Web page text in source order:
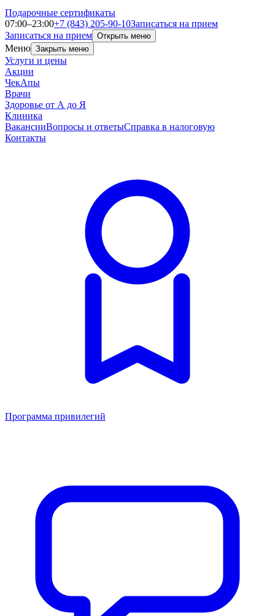
Подарочные сертификаты
07:00–23:00+7 (843) 205-90-10Записаться на прием
Записаться на прием Открыть меню
Меню Закрыть меню
Услуги и цены
Акции
ЧекАпы
Врачи
Здоровье от А до Я
Клиника
ВакансииВопросы и ответыСправка в налоговую
Контакты
Программа привилегий